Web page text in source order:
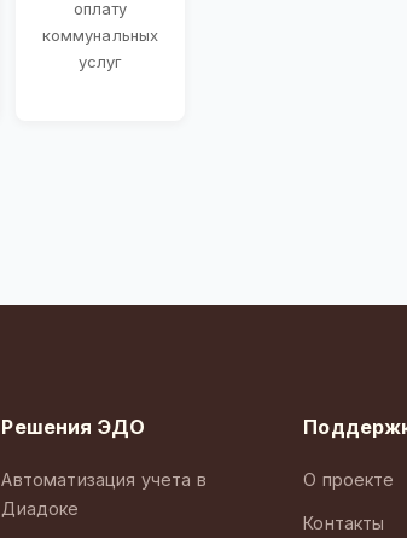
оплату
коммунальных
услуг
Решения ЭДО
Автоматизация учета в
Диадоке
О проекте
Контакты